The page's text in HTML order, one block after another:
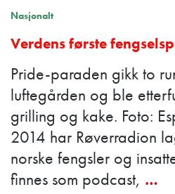
Nasjonalt
Verdens første
Pride-paraden gikk to
luftegården og ble
grilling og kake. Foto:
2014 har Røverradion
norske fengsler og
finnes som podcast, …